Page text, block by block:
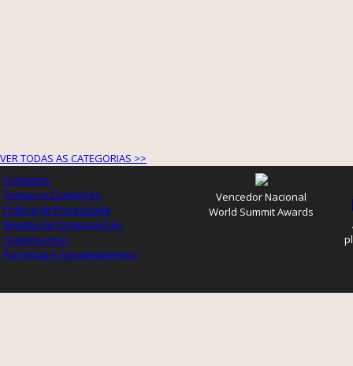
VER TODAS AS CATEGORIAS >>
Contactos
Termos e Condições
Política de Privacidade
Registo de Organizações
Testemunhos
Parcerias e Agradecimentos
Vencedor Nacional
World Summit Awards